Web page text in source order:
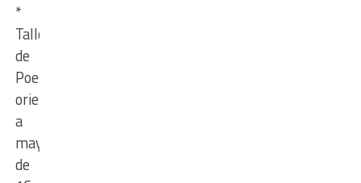
*
Taller
de
Poesía,
orientado
a
mayores
de